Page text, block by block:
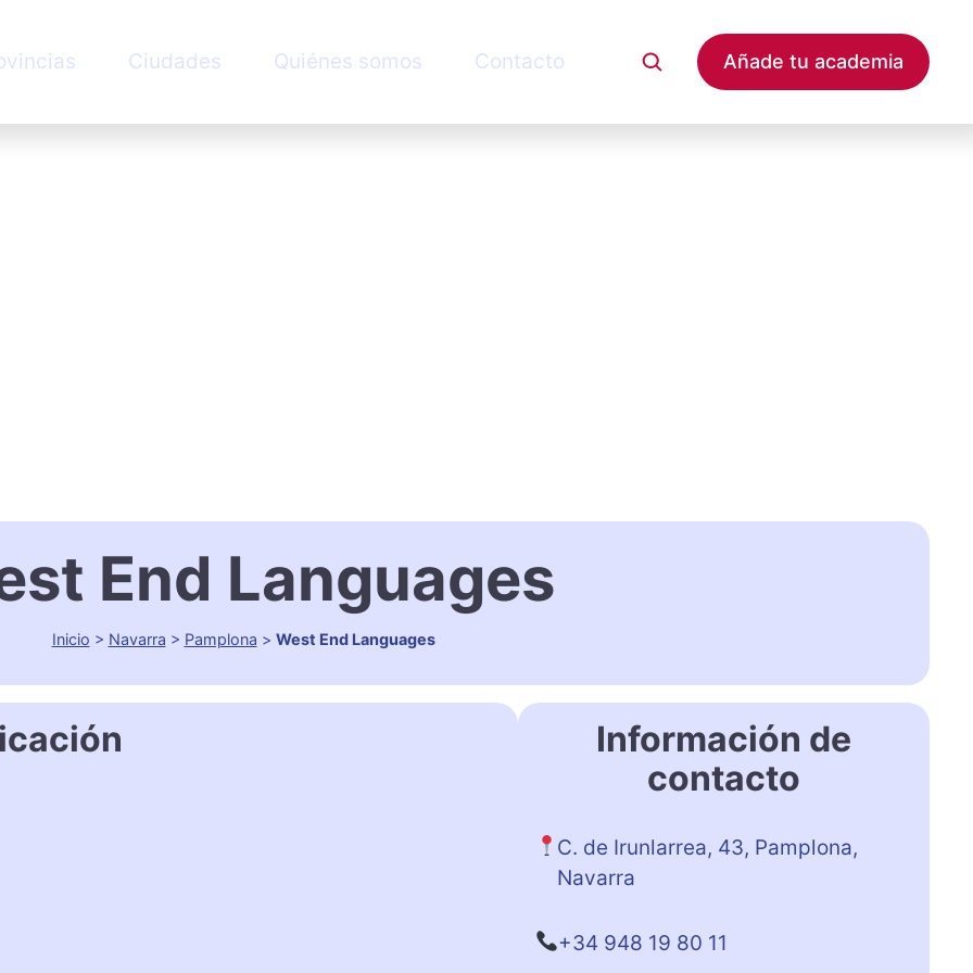
Ciudades Quiénes somos Contacto Añade tu academia
End Languages
Inicio > Navarra > Pamplona > West End Languages
Información de
contacto
C. de Irunlarrea, 43, Pamplona,
Navarra
+34 948 19 80 11